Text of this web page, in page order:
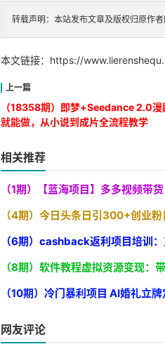
转载声明：本站发布文章及版权归原作
本文链接： https://
（18358期）即梦+Seedance 2.0
就能做，从小说到成片全流程教学
相关推荐
（1期）【蓝海项目】多多视频带货，靠纯搬运一个月搞5w，新手
（4期）今日头条日引300+创业粉日稳定变现
（6期）cashback返利项目培训：刀的
（8期）软件教程虚拟资源变现：带你全网引流卖虚拟资源
（10期）冷门暴利项目 AI婚礼立牌
网友评论